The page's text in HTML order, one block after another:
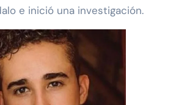
e inició una investigación.